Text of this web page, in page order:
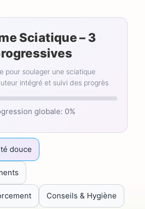
Sciatique – 3
pour soulager une sciatique
intégré et suivi des progrès
globale: 0%
douce
Conseils & Hygiène